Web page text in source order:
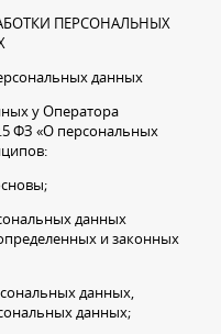
ПЕРСОНАЛЬНЫХ
данных
у Оператора
ФЗ «О персональных
данных
и законных
данных,
данных;